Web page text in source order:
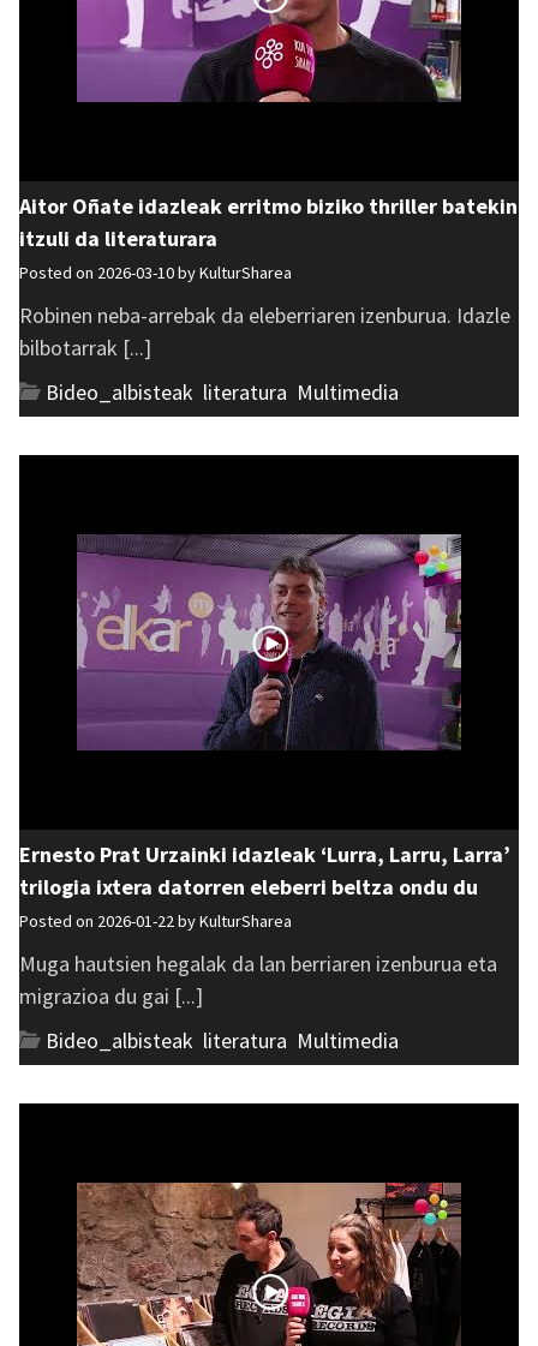
Aitor Oñate idazleak erritmo biziko thriller batekin
itzuli da literaturara
Posted on 2026-03-10 byKulturSharea
Robinen neba-arrebak da eleberriaren izenburua. Idazle
bilbotarrak [...]
Bideo_albisteak literatura Multimedia
Ernesto Prat Urzainki idazleak ‘Lurra, Larru, Larra’
trilogia ixtera datorren eleberri beltza ondu du
Posted on 2026-01-22 byKulturSharea
Muga hautsien hegalak da lan berriaren izenburua eta
migrazioa du gai [...]
Bideo_albisteak literatura Multimedia